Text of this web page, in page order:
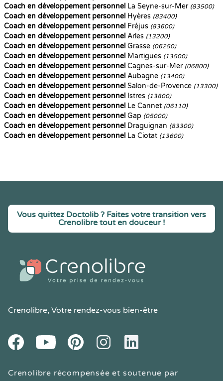
Coach en développement personnel La Seyne-sur-Mer (83500)
Coach en développement personnel Hyères (83400)
Coach en développement personnel Fréjus (83600)
Coach en développement personnel Arles (13200)
Coach en développement personnel Grasse (06250)
Coach en développement personnel Martigues (13500)
Coach en développement personnel Cagnes-sur-Mer (06800)
Coach en développement personnel Aubagne (13400)
Coach en développement personnel Salon-de-Provence (13300)
Coach en développement personnel Istres (13800)
Coach en développement personnel Le Cannet (06110)
Coach en développement personnel Gap (05000)
Coach en développement personnel Draguignan (83300)
Coach en développement personnel La Ciotat (13600)
Vous quittez Doctolib ? Faites votre transition vers
Crenolibre tout en douceur !
Crenolibre, Votre rendez-vous bien-être
FacebookYoutube PinteresetInstagramLinkedIn
Crenolibre récompensée et soutenue par